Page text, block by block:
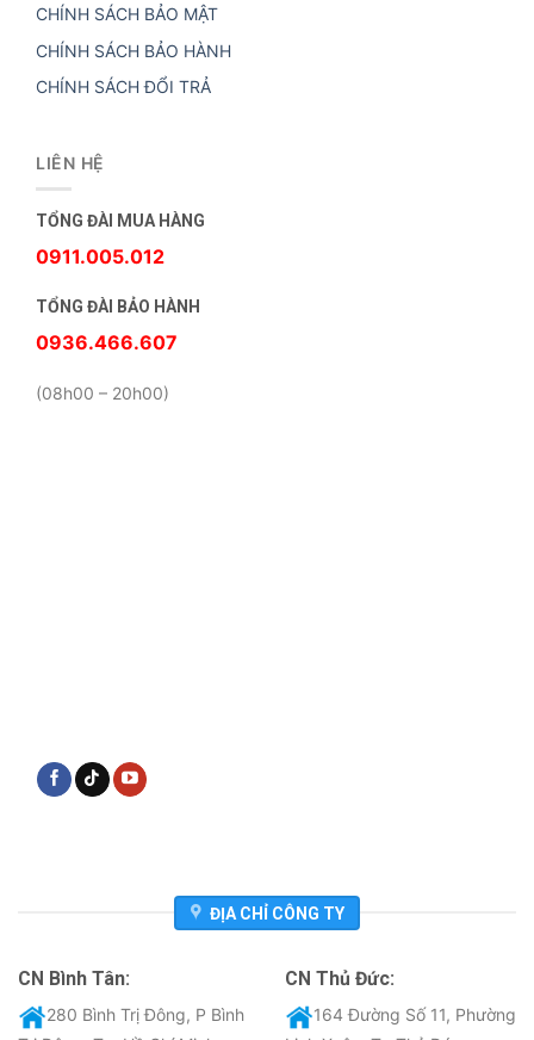
CHÍNH SÁCH BẢO MẬT
CHÍNH SÁCH BẢO HÀNH
CHÍNH SÁCH ĐỔI TRẢ
LIÊN HỆ
TỔNG ĐÀI MUA HÀNG
0911.005.012
TỔNG ĐÀI BẢO HÀNH
0936.466.607
(08h00 – 20h00)
ĐỊA CHỈ CÔNG TY
CN Bình Tân:
280 Bình Trị Đông, P Bình
CN Thủ Đức:
164 Đường Số 11, Phường